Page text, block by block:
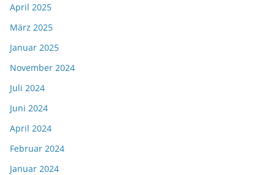
April 2025
März 2025
Januar 2025
November 2024
Juli 2024
Juni 2024
April 2024
Februar 2024
Januar 2024